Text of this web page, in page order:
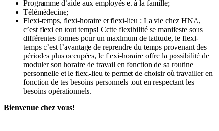
Programme d’aide aux employés et à la famille;
Télémédecine;
Flexi-temps, flexi-horaire et flexi-lieu : La vie chez HNA,
c’est flexi en tout temps! Cette flexibilité se manifeste sous
différentes formes pour un maximum de latitude, le flexi-
temps c’est l’avantage de reprendre du temps provenant des
périodes plus occupées, le flexi-horaire offre la possibilité de
moduler son horaire de travail en fonction de sa routine
personnelle et le flexi-lieu te permet de choisir où travailler en
fonction de tes besoins personnels tout en respectant les
besoins opérationnels.
Bienvenue chez vous!